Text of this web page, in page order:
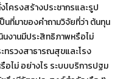
โครงสร้างประชากรและรูป
ที่มาของคำถามวิจัยที่ว่า ต้นทุน
นงานมีประสิทธิภาพหรือไม่
ทรวงสาธารณสุขและโรง
ไม่ อย่างไร ระบบบริการปฐม